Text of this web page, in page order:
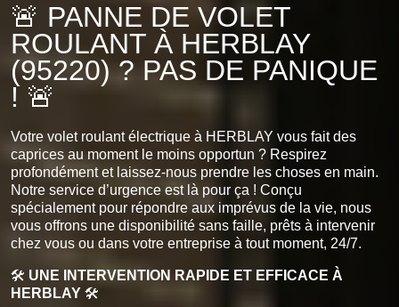
🚨 PANNE DE VOLET
ROULANT À HERBLAY
(95220) ? PAS DE PANIQUE
! 🚨
Votre volet roulant électrique à HERBLAY vous fait des
caprices au moment le moins opportun ? Respirez
profondément et laissez-nous prendre les choses en main.
Notre service d’urgence est là pour ça ! Conçu
spécialement pour répondre aux imprévus de la vie, nous
vous offrons une disponibilité sans faille, prêts à intervenir
chez vous ou dans votre entreprise à tout moment, 24/7.
🛠️ UNE INTERVENTION RAPIDE ET EFFICACE À
HERBLAY 🛠️